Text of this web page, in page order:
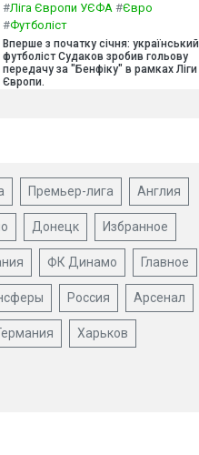
#Ліга Європи УЄФА #Євро
#Футболіст
Вперше з початку січня: український
футболіст Судаков зробив гольову
передачу за "Бенфіку" в рамках Ліги
Європи.
Премьер-лига Англия
Донецк Избранное
ФК Динамо Главное
Россия Арсенал
Харьков